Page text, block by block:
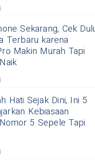
Sekarang, Cek
Terbaru karena
Makin Murah Tapi
Hati Sejak Dini, Ini 5
Kebiasaan
5 Sepele Tapi